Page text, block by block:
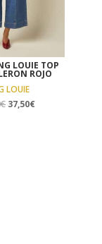
LOUIE TOP
ROJO
LOUIE
€ El
37,50€